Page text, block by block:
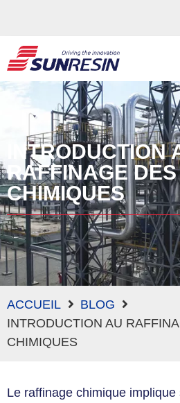
INTRODUCTION
RAFFINAGE
CHIMIQUES
ACCUEIL
BLOG
INTRODUCTION AU
CHIMIQUES
Le raffinage chimique